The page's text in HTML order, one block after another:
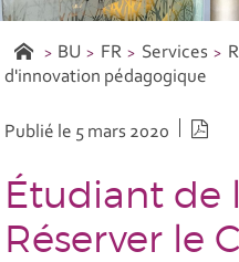
BU FR Services
d'innovation pédagogique
Publié le 5 mars 2020
Étudiant de
Réserver le